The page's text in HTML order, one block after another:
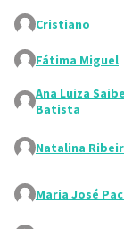
Cristiano
Fátima Miguel
Ana Luiza
Batista
Natalina
Maria José